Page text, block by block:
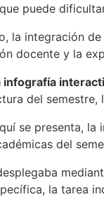
puede
la integración
docente y la
infografía
del
se presenta,
del
la tarea